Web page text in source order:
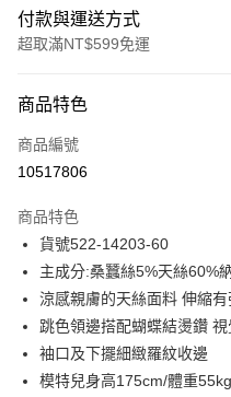
付款與運送方式
超取滿NT$599免運
信用卡一次付款
信用卡分期付款
合作金庫商業銀行
華南商業銀行
上海商業儲蓄銀行
國泰世華商業銀行
臺灣中小企業銀行
匯豐（台灣）商業銀行
聯邦商業銀行
元大商業銀行
超商取貨付款
LINE Pay
Apple Pay
街口支付
商品特色
商品編號
10517806
商品特色
貨號522-14203-60
主成分:桑蠶絲5%天絲60%
涼感親膚的天絲面料 伸縮有
跳色領邊搭配蝴蝶結燙鑽 視
袖口及下擺細緻羅紋收邊
模特兒身高175cm/體重